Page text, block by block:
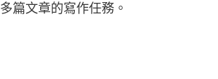
多篇文章的寫作任務。